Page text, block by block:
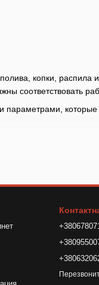
копки, распила
соответствовать
параметрами,
битой или
есть нужный